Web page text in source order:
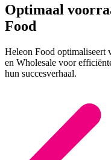
Optimaal
Food
Heleon Food optimaliseert
en Wholesale voor
hun succesverhaal.